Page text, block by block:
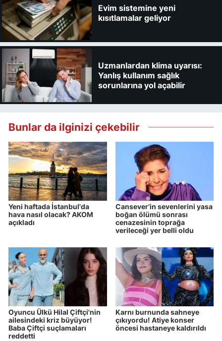
Evim sistemine yeni
kısıtlamalar geliyor
Uzmanlardan klima uyarısı:
Yanlış kullanım sağlık
sorunlarına yol açabilir
Bunlar da ilginizi çekebilir
Yeni haftada İstanbul'da
hava nasıl olacak? AKOM
açıkladı
Cansever’in sevenlerini yasa
boğan ölümü sonrası
cenazesinin toprağa
verileceği yer belli oldu
Oyuncu Ülkü Hilal Çiftçi'nin
ailesindeki kriz büyüyor!
Baba Çiftçi suçlamaları
reddetti
Karnı burnunda sahneye
çıkıyordu! Atiye konser
öncesi hastaneye kaldırıldı